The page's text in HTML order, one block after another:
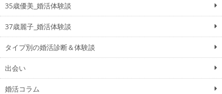
35歳優美_婚活体験談
37歳麗子_婚活体験談
タイプ別の婚活診断＆体験談
出会い
婚活コラム